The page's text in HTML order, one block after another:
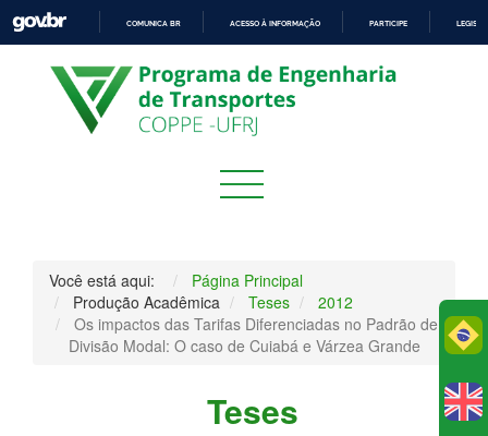
PARA
O
CONTEÚDO
COMUNICA BR ACESSO À INFORMAÇÃO PARTICIPE
Você está aqui:
Página Principal
Produção Acadêmica
Teses
2012
Os impactos das Tarifas Diferenciadas no Padrão de
Divisão Modal: O caso de Cuiabá e Várzea Grande
Teses